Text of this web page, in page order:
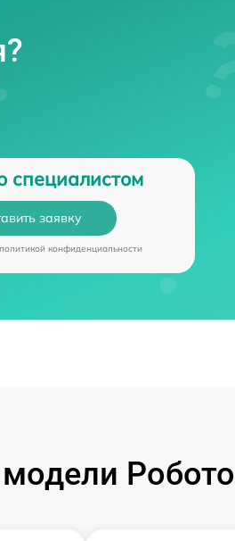
специалистом
заявку
политикой конфиденциальности